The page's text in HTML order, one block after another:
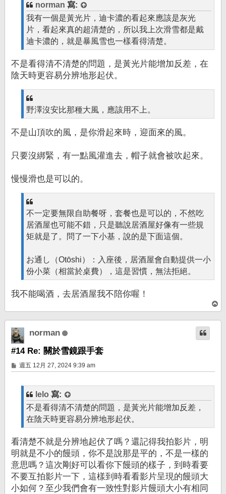
norman 寫:
我有一個是黃光片，迪卡濃的看起來應該是灰光
片，看起來真的超清楚的，所以我上次滑雪都是戴
迪卡濃的，就是暴風雪也一樣看得清楚。
不是看得清不清楚的問題，是黃光片能增加反差，在
陰天時更容易分辨地形起伏。
野澤沒安比那種大風，應該用不上。
不是山頂吹的風，是你滑起來時，迎面來的風。
只要沒綁緊，有一點風灌進去，帽子就會被吹起來。
慢慢滑也是可以的。
不一定要無限自助餐呀，套餐也是可以的，不然吃
居酒屋也可能不錯，只是聽說居酒屋好像有一些規
矩就是了。問了一下小基，說的是下面這個。
お通し（Otōshi）：入座後，居酒屋會自動提供一小
份小菜（相當於桌費），這是習慣，無法拒絕。
我不能喝酒，去居酒屋我不陪你喔！
頂
端
norman
#14 Re: 關於雪鏡跟手套
文
章
週五 12月 27, 2024 9:39 am
lelo 寫:
不是看得清不清楚的問題，是黃光片能增加反差，
在陰天時更容易分辨地形起伏。
看清楚不就是分辨地起伏了嗎？還記得我拍影片，明
明就是不小的饅頭，你不是說那是平的，不是一樣的
意思嗎？這次剛好可以看你下饅頭的樣子，到時看要
不要互拍影片一下，這樣到時看看影片呈現的饅頭大
小如何？至少我們會有一致性對影片饅頭大小有相同